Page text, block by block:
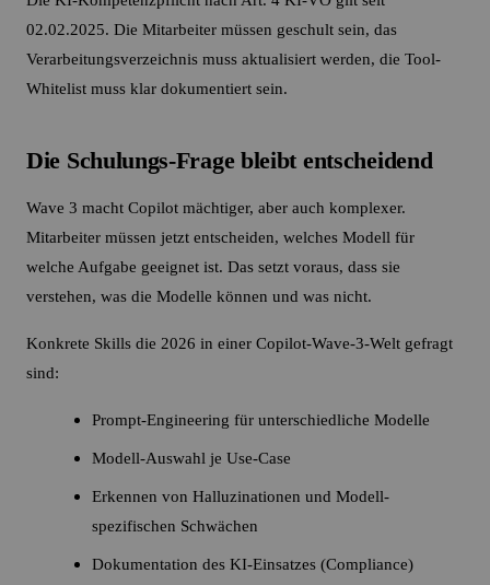
02.02.2025. Die Mitarbeiter müssen geschult sein, das
Verarbeitungsverzeichnis muss aktualisiert werden, die Tool-
Whitelist muss klar dokumentiert sein.
Die Schulungs-Frage bleibt entscheidend
Wave 3 macht Copilot mächtiger, aber auch komplexer.
Mitarbeiter müssen jetzt entscheiden, welches Modell für
welche Aufgabe geeignet ist. Das setzt voraus, dass sie
verstehen, was die Modelle können und was nicht.
Konkrete Skills die 2026 in einer Copilot-Wave-3-Welt gefragt
sind:
Prompt-Engineering für unterschiedliche Modelle
Modell-Auswahl je Use-Case
Erkennen von Halluzinationen und Modell-
spezifischen Schwächen
Dokumentation des KI-Einsatzes (Compliance)